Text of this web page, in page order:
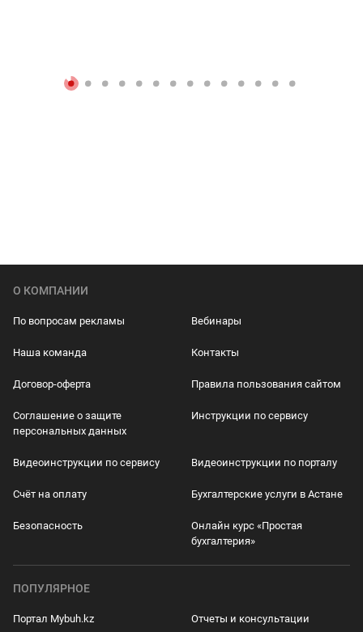
О КОМПАНИИ
По вопросам рекламы Вебинары
Наша команда Контакты
Договор-оферта Правила пользования сайтом
Соглашение о защите
персональных данных
Инструкции по сервису
Видеоинструкции по сервису Видеоинструкции по порталу
Счёт на оплату Бухгалтерские услуги в Астане
Безопасность
Онлайн курс «Простая
бухгалтерия»
ПОПУЛЯРНОЕ
Портал Mybuh.kz Отчеты и консультации